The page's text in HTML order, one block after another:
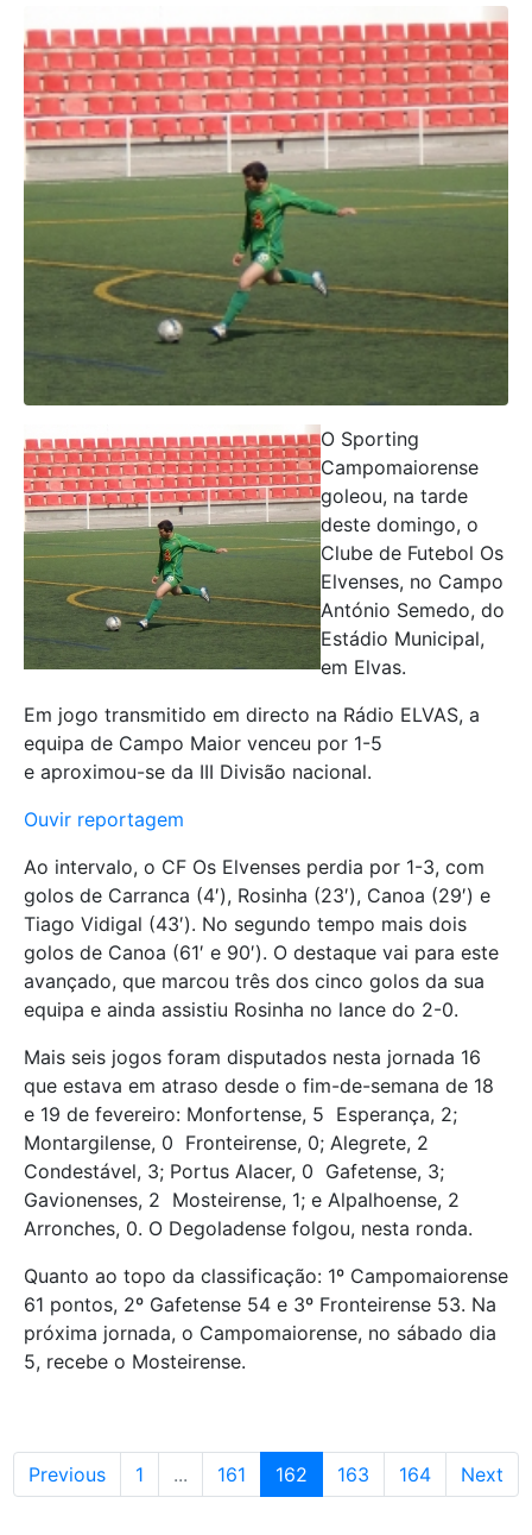
O Sporting
Campomaiorense
goleou, na tarde
deste domingo, o
Clube de Futebol Os
Elvenses, no Campo
António Semedo, do
Estádio Municipal,
em Elvas.
Em jogo transmitido em directo na Rádio ELVAS, a
equipa de Campo Maior venceu por 1-5
e aproximou-se da III Divisão nacional.
Ouvir reportagem
Ao intervalo, o CF Os Elvenses perdia por 1-3, com
golos de Carranca (4′), Rosinha (23′), Canoa (29′) e
Tiago Vidigal (43′). No segundo tempo mais dois
golos de Canoa (61′ e 90′). O destaque vai para este
avançado, que marcou três dos cinco golos da sua
equipa e ainda assistiu Rosinha no lance do 2-0.
Mais seis jogos foram disputados nesta jornada 16
que estava em atraso desde o fim-de-semana de 18
e 19 de fevereiro: Monfortense, 5  Esperança, 2;
Montargilense, 0  Fronteirense, 0; Alegrete, 2 
Condestável, 3; Portus Alacer, 0  Gafetense, 3;
Gavionenses, 2  Mosteirense, 1; e Alpalhoense, 2 
Arronches, 0. O Degoladense folgou, nesta ronda.
Quanto ao topo da classificação: 1º Campomaiorense
61 pontos, 2º Gafetense 54 e 3º Fronteirense 53. Na
próxima jornada, o Campomaiorense, no sábado dia
5, recebe o Mosteirense.
Previous 1 ... 161 162 163 164 Next